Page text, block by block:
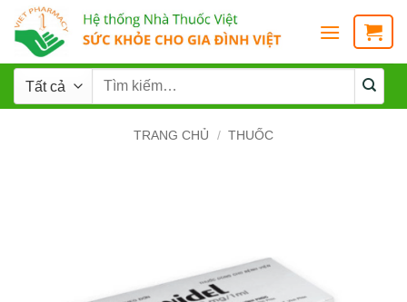
TRANG CHỦ / THUỐC